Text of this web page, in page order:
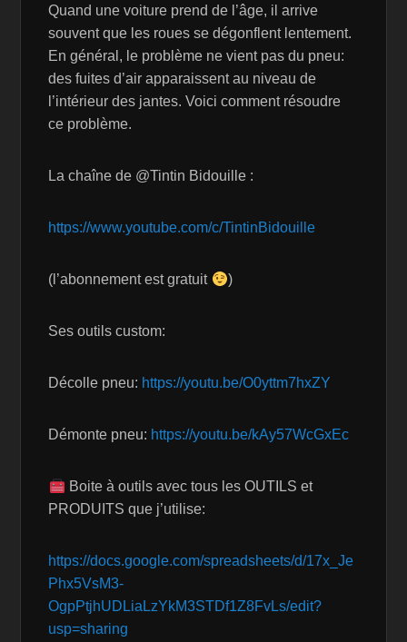
Quand une voiture prend de l’âge, il arrive
souvent que les roues se dégonflent lentement.
En général, le problème ne vient pas du pneu:
des fuites d’air apparaissent au niveau de
l’intérieur des jantes. Voici comment résoudre
ce problème.
La chaîne de @Tintin Bidouille :
https://www.youtube.com/c/TintinBidouille
(l’abonnement est gratuit )
Ses outils custom:
Décolle pneu: https://youtu.be/O0yttm7hxZY
Démonte pneu: https://youtu.be/kAy57WcGxEc
Boite à outils avec tous les OUTILS et
PRODUITS que j’utilise:
https://docs.google.com/spreadsheets/d/17x_Je
Phx5VsM3-
OgpPtjhUDLiaLzYkM3STDf1Z8FvLs/edit?
usp=sharing